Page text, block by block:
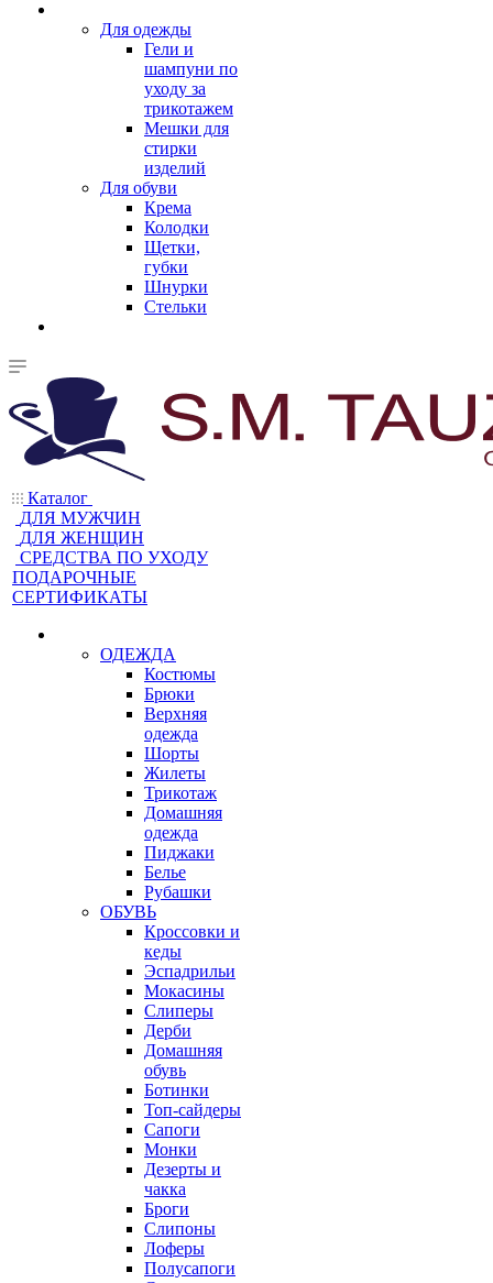
Для одежды
Гели и
шампуни по
уходу за
трикотажем
Мешки для
стирки
изделий
Для обуви
Крема
Колодки
Щетки,
губки
Шнурки
Стельки
Каталог
ДЛЯ МУЖЧИН
ДЛЯ ЖЕНЩИН
CРЕДСТВА ПО УХОДУ
ПОДАРОЧНЫЕ
СЕРТИФИКАТЫ
ОДЕЖДА
Костюмы
Брюки
Верхняя
одежда
Шорты
Жилеты
Трикотаж
Домашняя
одежда
Пиджаки
Белье
Рубашки
ОБУВЬ
Кроссовки и
кеды
Эспадрильи
Мокасины
Слиперы
Дерби
Домашняя
обувь
Ботинки
Топ-сайдеры
Сапоги
Монки
Дезерты и
чакка
Броги
Слипоны
Лоферы
Полусапоги